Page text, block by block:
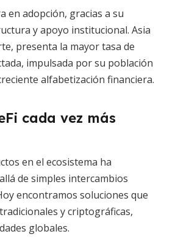
en adopción, gracias a su
y apoyo institucional. Asia
presenta la mayor tasa de
impulsada por su población
alfabetización financiera.
cada vez más
en el ecosistema ha
de simples intercambios
encontramos soluciones que
y criptográficas,
globales.